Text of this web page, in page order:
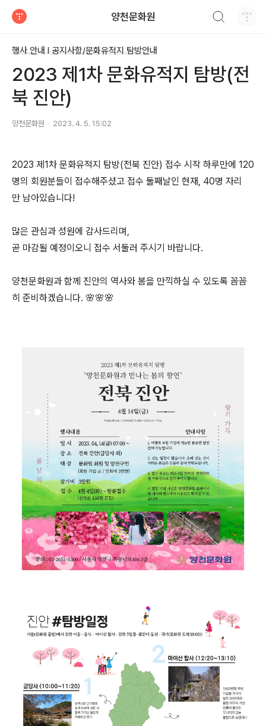
양천문화원
행사 안내 Ι 공지사항/문화유적지 탐방안내
2023 제1차 문화유적지 탐방(전
북 진안)
양천문화원 2023. 4. 5. 15:02
2023 제1차 문화유적지 탐방(전북 진안) 접수 시작 하루만에 120
명의 회원분들이 접수해주셨고 접수 둘째날인 현재, 40명 자리
만 남아있습니다!
많은 관심과 성원에 감사드리며,
곧 마감될 예정이오니 접수 서둘러 주시기 바랍니다.
양천문화원과 함께 진안의 역사와 봄을 만끽하실 수 있도록 꼼꼼
히 준비하겠습니다. 🌸🌸🌸